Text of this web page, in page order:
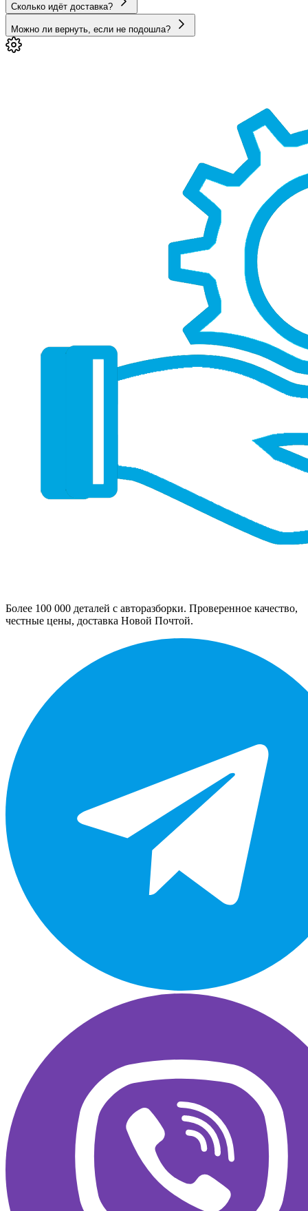
Сколько идёт доставка?
Можно ли вернуть, если не подошла?
Более 100 000 деталей с авторазборки. Проверенное качество,
честные цены, доставка Новой Почтой.